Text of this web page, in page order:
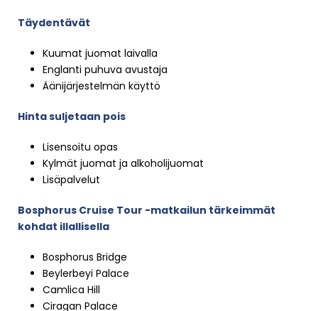
Täydentävät
Kuumat juomat laivalla
Englanti puhuva avustaja
Äänijärjestelmän käyttö
Hinta suljetaan pois
Lisensoitu opas
Kylmät juomat ja alkoholijuomat
Lisäpalvelut
Bosphorus Cruise Tour -matkailun tärkeimmät
kohdat illallisella
Bosphorus Bridge
Beylerbeyi Palace
Camlica Hill
Ciragan Palace